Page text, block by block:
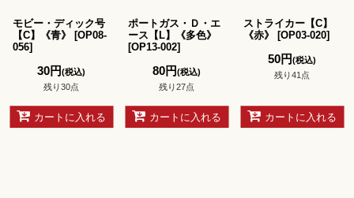
モビー・ディック号
【C】《青》
[OP08-
056]
30円(税込)
残り30点
カートに入れる
ポートガス・Ｄ・エ
ース【L】《多色》
[OP13-002]
80円(税込)
残り27点
カートに入れる
ストライカー【C】
《赤》
[OP03-020]
50円(税込)
残り41点
カートに入れる